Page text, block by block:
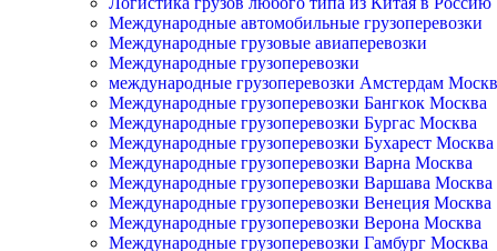
Международные автомобильные грузоперевозки
Международные грузовые авиаперевозки
Международные грузоперевозки
международные грузоперевозки Амстердам
Международные грузоперевозки Бангкок Москва
Международные грузоперевозки Бургас Москва
Международные грузоперевозки Бухарест Москва
Международные грузоперевозки Варна Москва
Международные грузоперевозки Варшава Москва
Международные грузоперевозки Венеция Москва
Международные грузоперевозки Верона Москва
Международные грузоперевозки Гамбург Москва